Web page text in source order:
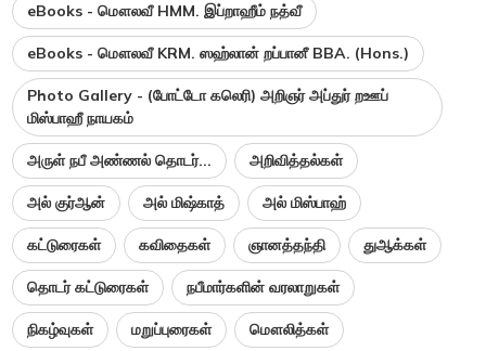
eBooks - மௌலவீ HMM. இப்றாஹீம் நத்வீ
eBooks - மௌலவீ KRM. ஸஹ்லான் றப்பானீ BBA. (Hons.)
Photo Gallery - (போட்டோ கலெரி) அறிஞர் அப்துர் றஊப்
மிஸ்பாஹீ நாயகம்
அருள் நபீ அண்ணல் தொடர்... அறிவித்தல்கள்
அல் குர்ஆன் அல் மிஷ்காத் அல் மிஸ்பாஹ்
கட்டுரைகள் கவிதைகள் ஞானத்தந்தி துஆக்கள்
தொடர் கட்டுரைகள் நபீமார்களின் வரலாறுகள்
நிகழ்வுகள் மறுப்புரைகள் மௌலித்கள்